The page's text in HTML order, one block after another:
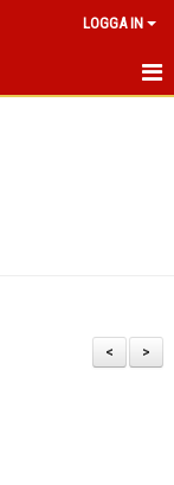
LOGGA IN
>
<